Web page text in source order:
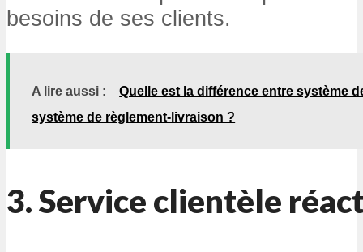
besoins de ses clients.
A lire aussi :
Quelle est la différence entre système
système de règlement-livraison ?
3. Service clientèle